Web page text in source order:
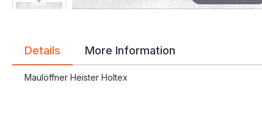
Details
Maulöffner Heister Holtex
More Information